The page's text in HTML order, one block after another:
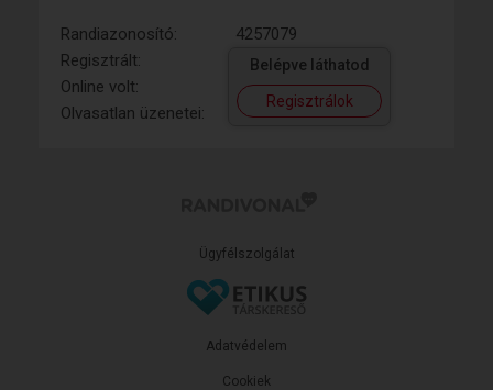
Randiazonosító:
4257079
Regisztrált:
Online volt:
Olvasatlan üzenetei:
Belépve láthatod
Regisztrálok
Ügyfélszolgálat
Adatvédelem
Cookiek